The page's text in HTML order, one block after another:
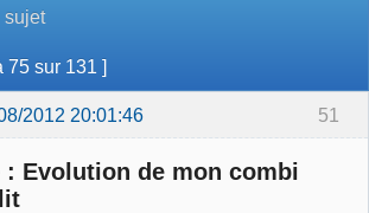
sujet
75 sur 131 ]
51
2012 20:01:46
: Evolution de mon combi